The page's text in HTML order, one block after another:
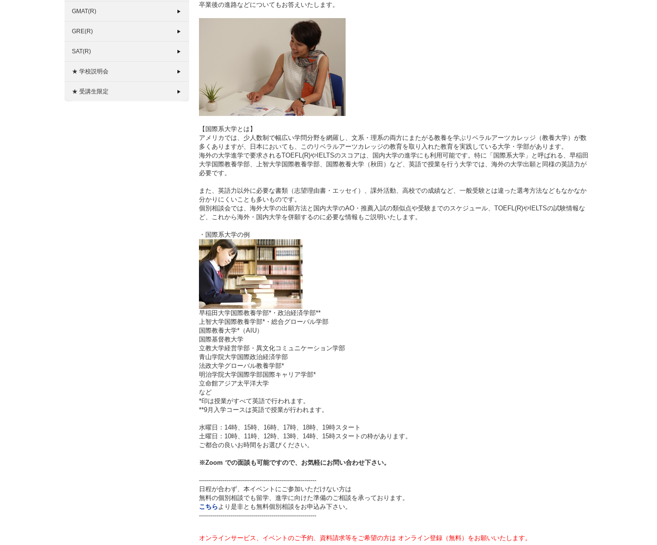
GMAT(R)
GRE(R)
SAT(R)
★ 学校説明会
★ 受講生限定
卒業後の進路などについてもお答えいたします。
【国際系大学とは】
アメリカでは、少人数制で幅広い学問分野を網羅し、文系・理系の両方にまたがる教養を学ぶリベラルアーツカレッジ（教養大学）が数
多くありますが、日本においても、このリベラルアーツカレッジの教育を取り入れた教育を実践している大学・学部があります。
海外の大学進学で要求されるTOEFL(R)やIELTSのスコアは、国内大学の進学にも利用可能です。特に「国際系大学」と呼ばれる、早稲田
大学国際教養学部、上智大学国際教養学部、国際教養大学（秋田）など、英語で授業を行う大学では、海外の大学出願と同様の英語力が
必要です。
また、英語力以外に必要な書類（志望理由書・エッセイ）、課外活動、高校での成績など、一般受験とは違った選考方法などもなかなか
分かりにくいことも多いものです。
個別相談会では、海外大学の出願方法と国内大学のAO・推薦入試の類似点や受験までのスケジュール、TOEFL(R)やIELTSの試験情報な
ど、これから海外・国内大学を併願するのに必要な情報もご説明いたします。
・国際系大学の例
早稲田大学国際教養学部*・政治経済学部**
上智大学国際教養学部*・総合グローバル学部
国際教養大学*（AIU）
国際基督教大学
立教大学経営学部・異文化コミュニケーション学部
青山学院大学国際政治経済学部
法政大学グローバル教養学部*
明治学院大学国際学部国際キャリア学部*
立命館アジア太平洋大学
など
*印は授業がすべて英語で行われます。
**9月入学コースは英語で授業が行われます。
水曜日：14時、15時、16時、17時、18時、19時スタート
土曜日：10時、11時、12時、13時、14時、15時スタートの枠があります。
ご都合の良いお時間をお選びください。
※Zoom での面談も可能ですので、お気軽にお問い合わせ下さい。
------------------------------------------------------------
日程が合わず、本イベントにご参加いただけない方は
無料の個別相談でも留学、進学に向けた準備のご相談を承っております。
こちらより是非とも無料個別相談をお申込み下さい。
------------------------------------------------------------
オンラインサービス、イベントのご予約、資料請求等をご希望の方は オンライン登録（無料）をお願いいたします。